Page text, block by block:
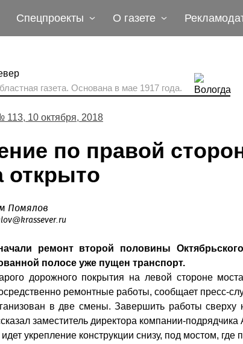
Спецпроекты О газете
газета. Основана в мае 1917 года.
113, 10 октября, 2018
по правой
открыто
Помялов
ремонт второй половины
полосе уже пущен транспорт.
дорожного покрытия на левой стороне
ремонтные работы, сообщает пресс-
в две смены. Завершить работы сверху
заместитель директора компании-
укрепление конструкции снизу, под мостом,